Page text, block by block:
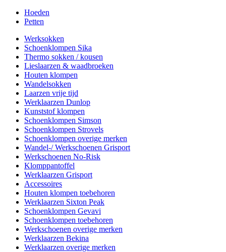
Hoeden
Petten
Werksokken
Schoenklompen Sika
Thermo sokken / kousen
Lieslaarzen & waadbroeken
Houten klompen
Wandelsokken
Laarzen vrije tijd
Werklaarzen Dunlop
Kunststof klompen
Schoenklompen Simson
Schoenklompen Strovels
Schoenklompen overige merken
Wandel-/ Werkschoenen Grisport
Werkschoenen No-Risk
Klomppantoffel
Werklaarzen Grisport
Accessoires
Houten klompen toebehoren
Werklaarzen Sixton Peak
Schoenklompen Gevavi
Schoenklompen toebehoren
Werkschoenen overige merken
Werklaarzen Bekina
Werklaarzen overige merken